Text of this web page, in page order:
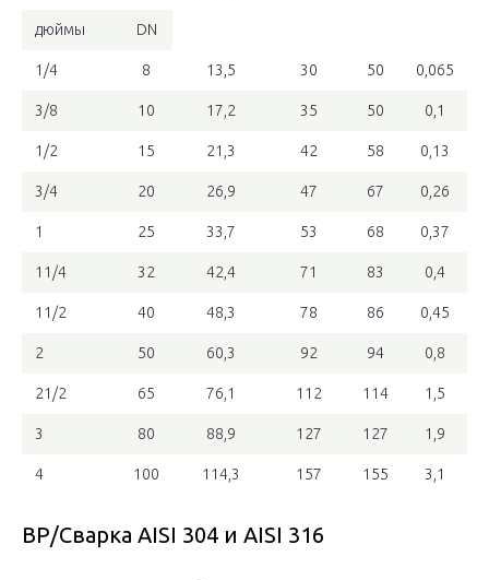
дюймы DN
1/4 8 13,5 30 50 0,065
3/8 10 17,2 35 50 0,1
1/2 15 21,3 42 58 0,13
3/4 20 26,9 47 67 0,26
1 25 33,7 53 68 0,37
11/4 32 42,4 71 83 0,4
11/2 40 48,3 78 86 0,45
2 50 60,3 92 94 0,8
21/2 65 76,1 112 114 1,5
3 80 88,9 127 127 1,9
4 100 114,3 157 155 3,1
ВР/Сварка AISI 304 и AISI 316